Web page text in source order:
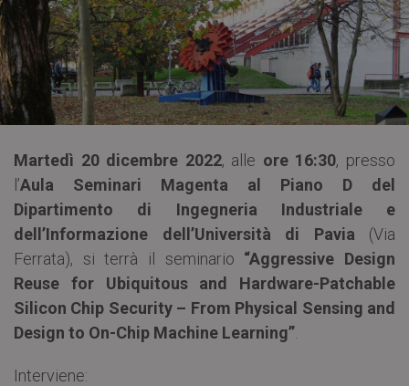
Martedì 20 dicembre 2022, alle ore 16:30, presso
l’Aula Seminari Magenta al Piano D del
Dipartimento di Ingegneria Industriale e
dell’Informazione dell’Università di Pavia (Via
Ferrata), si terrà il seminario “Aggressive Design
Reuse for Ubiquitous and Hardware-Patchable
Silicon Chip Security – From Physical Sensing and
Design to On-Chip Machine Learning”
Interviene: